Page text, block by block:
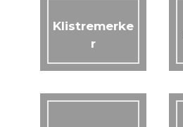
Klistremerke
r